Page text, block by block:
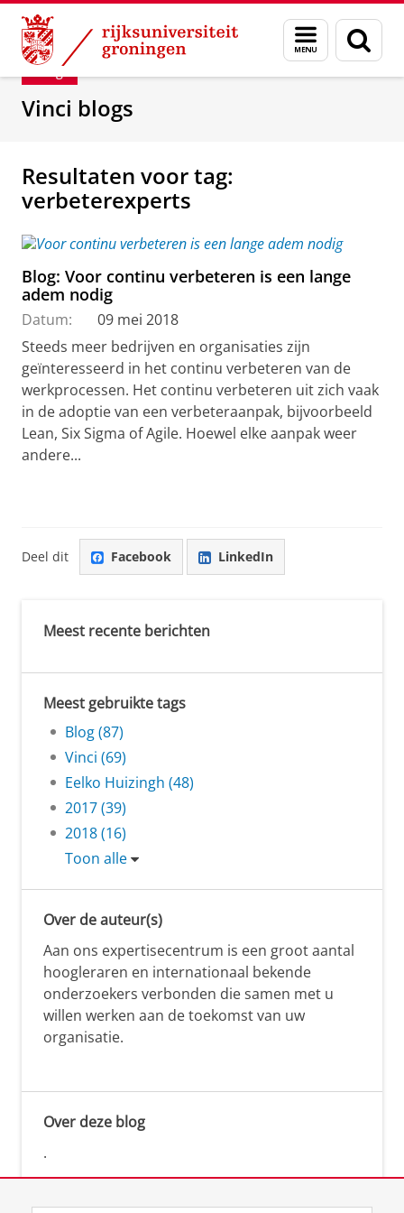
Skip
Content
Skip
Navigation
Menu
en
zoeken
Department of Innovation Management &
Blog
Vinci blogs
Resultaten voor tag:
verbeterexperts
Blog: Voor continu verbeteren is een lange
adem nodig
Datum:
09 mei 2018
Steeds meer bedrijven en organisaties zijn
geïnteresseerd in het continu verbeteren van de
werkprocessen. Het continu verbeteren uit zich vaak
in de adoptie van een verbeteraanpak, bijvoorbeeld
Lean, Six Sigma of Agile. Hoewel elke aanpak weer
andere...
Deel dit Facebook LinkedIn
Meest recente berichten
Meest gebruikte tags
Blog (87)
Vinci (69)
Eelko Huizingh (48)
2017 (39)
2018 (16)
Toon alle
Over de auteur(s)
Aan ons expertisecentrum is een groot aantal
hoogleraren en internationaal bekende
onderzoekers verbonden die samen met u
willen werken aan de toekomst van uw
organisatie.
Over deze blog
.